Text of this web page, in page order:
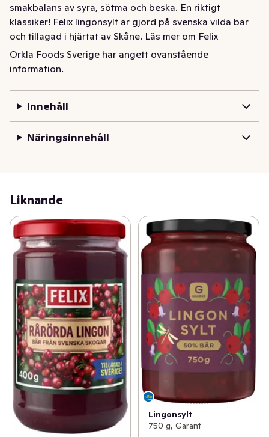
smakbalans av syra, sötma och beska. En riktigt
klassiker! Felix lingonsylt är gjord på svenska vilda bär
och tillagad i hjärtat av Skåne. Läs mer om Felix
produkter på felix.se
Felix Rårörda Lingon - en svensk storfavorit och det
smakbalans av syra, sötma och beska. En riktigt
Felix Lingonsylt är tillagad i hjärtat av Skåne. Läs mer
Orkla Foods Sverige har angett ovanstående
information.
Innehåll
Näringsinnehåll
Liknande
Lingonsylt
750 g, Garant